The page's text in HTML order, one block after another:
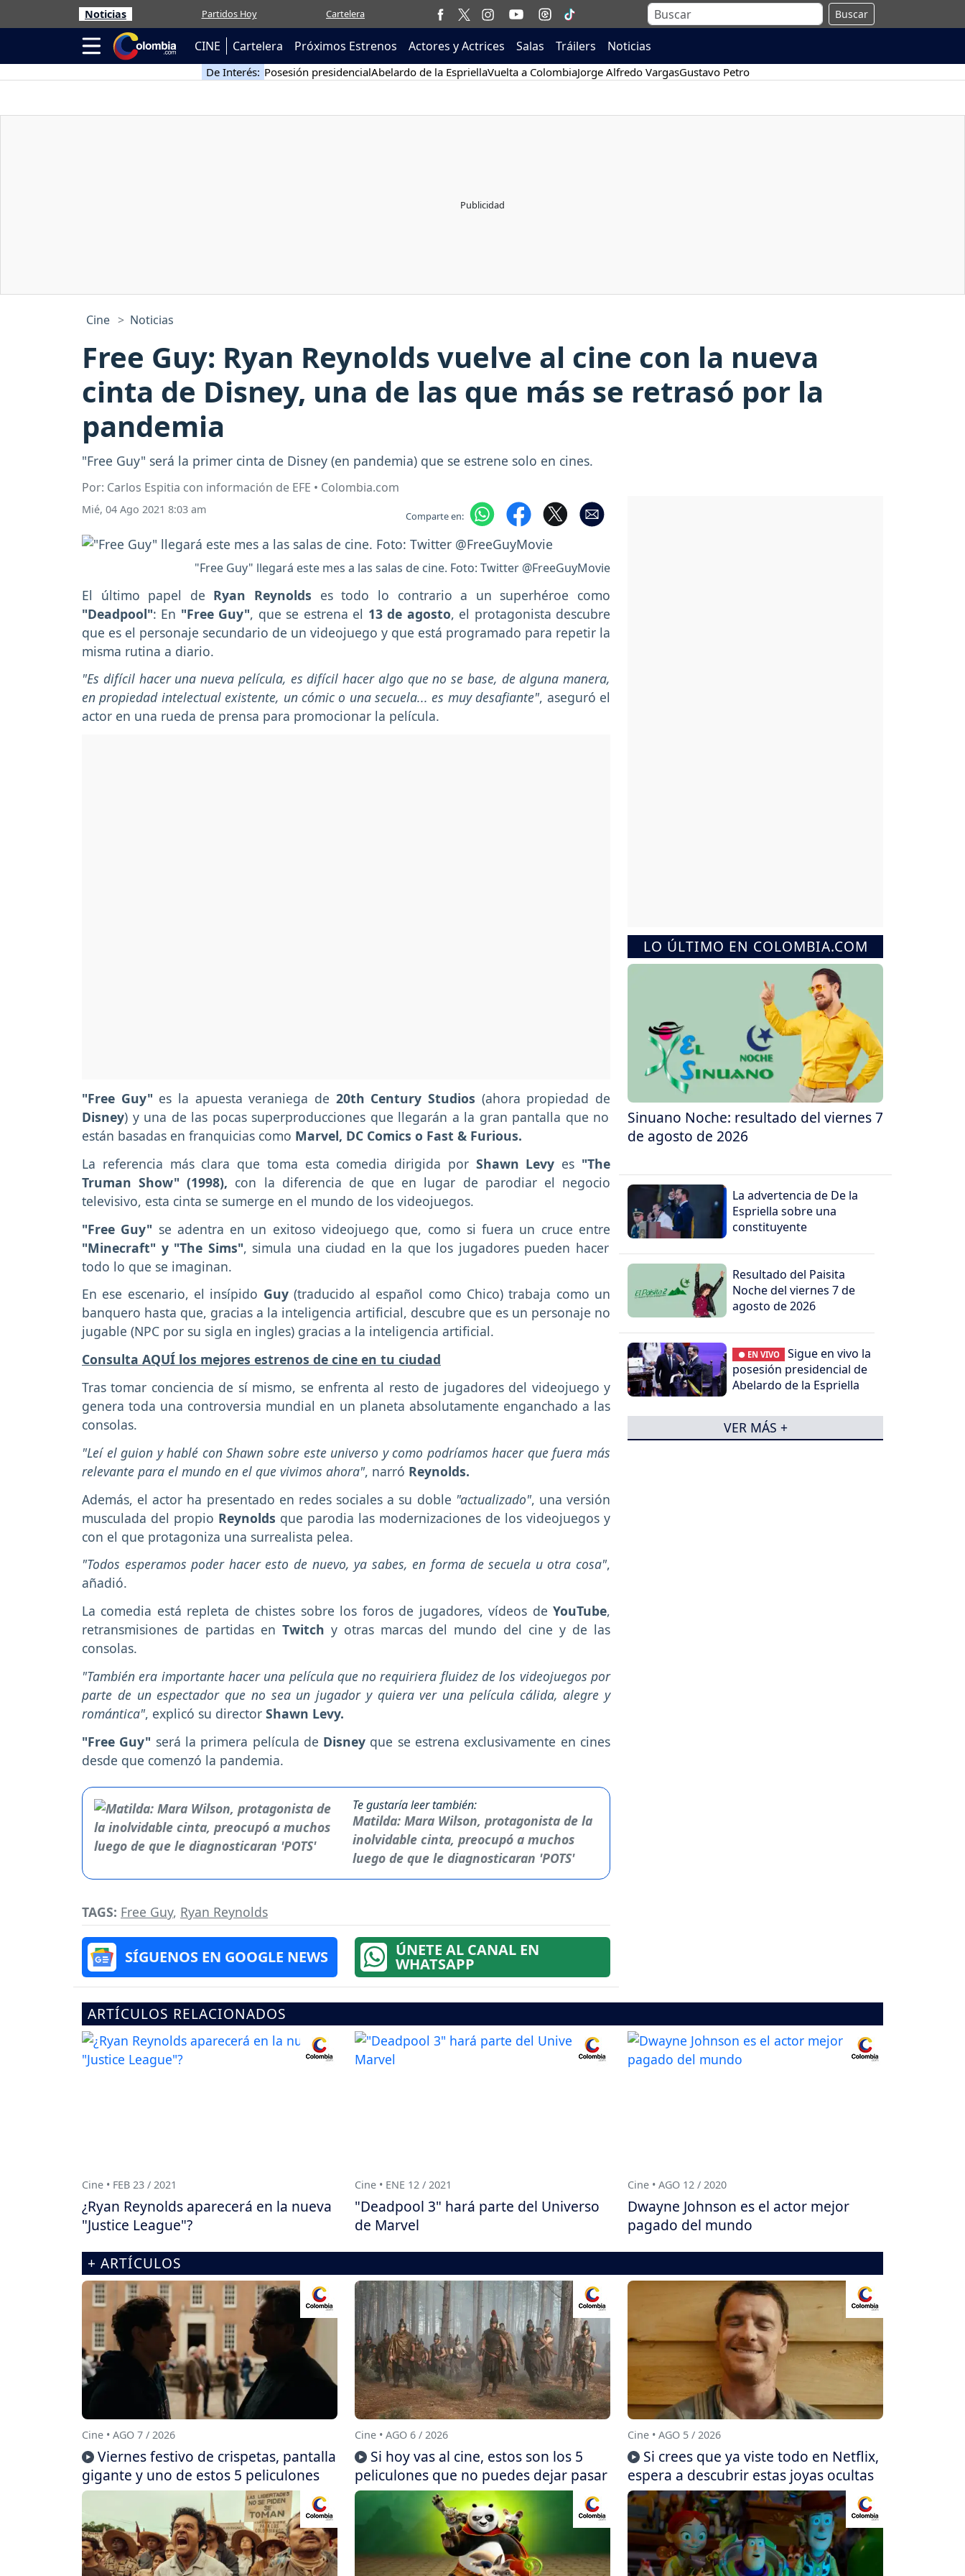
Noticias Partidos Hoy Cartelera Buscar
CINE Cartelera Próximos Estrenos Actores y Actrices Salas Tráilers Noticias
De Interés: Posesión presidencialAbelardo de la EspriellaVuelta a ColombiaJorge Alfredo VargasGustavo Petro
Cine Noticias
Free Guy: Ryan Reynolds vuelve al cine con la nueva
cinta de Disney, una de las que más se retrasó por la
pandemia
"Free Guy" será la primer cinta de Disney (en pandemia) que se estrene solo en cines.
Por: Carlos Espitia con información de EFE • Colombia.com
Mié, 04 Ago 2021 8:03 am Comparte en:
"Free Guy" llegará este mes a las salas de cine. Foto: Twitter @FreeGuyMovie
El último papel de Ryan Reynolds es todo lo contrario a un superhéroe como
"Deadpool": En "Free Guy", que se estrena el 13 de agosto, el protagonista descubre
que es el personaje secundario de un videojuego y que está programado para repetir la
misma rutina a diario.
"Es difícil hacer una nueva película, es difícil hacer algo que no se base, de alguna manera,
en propiedad intelectual existente, un cómic o una secuela... es muy desafiante", aseguró el
actor en una rueda de prensa para promocionar la película.
"Free Guy" es la apuesta veraniega de 20th Century Studios (ahora propiedad de
Disney) y una de las pocas superproducciones que llegarán a la gran pantalla que no
están basadas en franquicias como Marvel, DC Comics o Fast & Furious.
La referencia más clara que toma esta comedia dirigida por Shawn Levy es "The
Truman Show" (1998), con la diferencia de que en lugar de parodiar el negocio
televisivo, esta cinta se sumerge en el mundo de los videojuegos.
"Free Guy" se adentra en un exitoso videojuego que, como si fuera un cruce entre
"Minecraft" y "The Sims", simula una ciudad en la que los jugadores pueden hacer
todo lo que se imaginan.
En ese escenario, el insípido Guy(traducido al español como Chico) trabaja como un
banquero hasta que, gracias a la inteligencia artificial, descubre que es un personaje no
jugable (NPC por su sigla en ingles) gracias a la inteligencia artificial.
Consulta AQUÍ los mejores estrenos de cine en tu ciudad
Tras tomar conciencia de sí mismo, se enfrenta al resto de jugadores del videojuego y
genera toda una controversia mundial en un planeta absolutamente enganchado a las
consolas.
"Leí el guion y hablé con Shawn sobre este universo y como podríamos hacer que fuera más
relevante para el mundo en el que vivimos ahora", narró Reynolds.
Además, el actor ha presentado en redes sociales a su doble "actualizado", una versión
musculada del propio Reynolds que parodia las modernizaciones de los videojuegos y
con el que protagoniza una surrealista pelea.
"Todos esperamos poder hacer esto de nuevo, ya sabes, en forma de secuela u otra cosa",
añadió.
La comedia está repleta de chistes sobre los foros de jugadores, vídeos de YouTube,
retransmisiones de partidas en Twitch y otras marcas del mundo del cine y de las
consolas.
"También era importante hacer una película que no requiriera fluidez de los videojuegos por
parte de un espectador que no sea un jugador y quiera ver una película cálida, alegre y
romántica", explicó su director Shawn Levy.
"Free Guy" será la primera película de Disney que se estrena exclusivamente en cines
desde que comenzó la pandemia.
Te gustaría leer también:
Matilda: Mara Wilson, protagonista de la
inolvidable cinta, preocupó a muchos
luego de que le diagnosticaran 'POTS'
TAGS: Free Guy, Ryan Reynolds
SÍGUENOS EN GOOGLE NEWS ÚNETE AL CANAL EN
WHATSAPP
LO ÚLTIMO EN COLOMBIA.COM
Sinuano Noche: resultado del viernes 7
de agosto de 2026
La advertencia de De la
Espriella sobre una
constituyente
Resultado del Paisita
Noche del viernes 7 de
agosto de 2026
● EN VIVO
Sigue en vivo la
posesión presidencial de
Abelardo de la Espriella
VER MÁS +
ARTÍCULOS RELACIONADOS
Cine • FEB 23 / 2021
¿Ryan Reynolds aparecerá en la nueva
"Justice League"?
Cine • ENE 12 / 2021
"Deadpool 3" hará parte del Universo
de Marvel
Cine • AGO 12 / 2020
Dwayne Johnson es el actor mejor
pagado del mundo
+ ARTÍCULOS
Cine • AGO 7 / 2026
Viernes festivo de crispetas, pantalla
gigante y uno de estos 5 peliculones
Cine • AGO 6 / 2026
Si hoy vas al cine, estos son los 5
peliculones que no puedes dejar pasar
Cine • AGO 5 / 2026
Si crees que ya viste todo en Netflix,
espera a descubrir estas joyas ocultas